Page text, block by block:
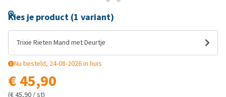
Kies je product (1 variant)
Trixie Rieten Mand met Deurtje
Nu besteld, 24-08-2026 in huis
€ 45,90
(€ 45,90 / st)